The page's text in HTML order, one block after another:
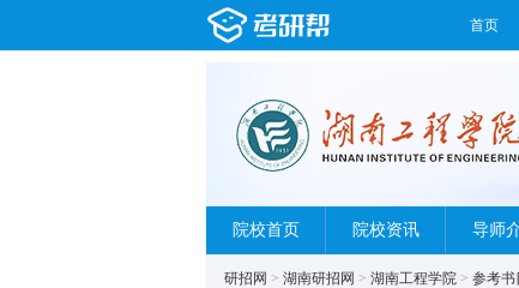
首页
院校首页 院校资讯 导师
研招网 > 湖南研招网 > 湖南工程学院 > 参考书